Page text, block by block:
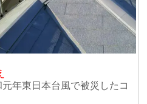
年東日本台風で被災したコ